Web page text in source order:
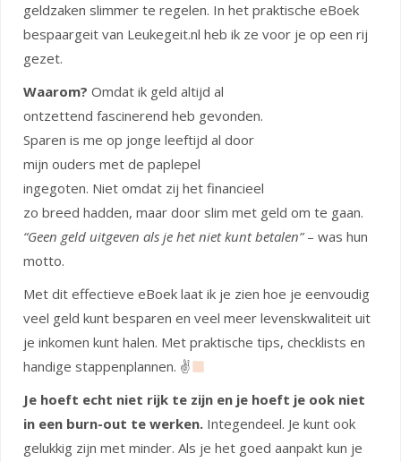
geldzaken slimmer te regelen. In het praktische eBoek
bespaargeit van Leukegeit.nl heb ik ze voor je op een rij
gezet.
Waarom? Omdat ik geld altijd al
ontzettend fascinerend heb gevonden.
Sparen is me op jonge leeftijd al door
mijn ouders met de paplepel
ingegoten. Niet omdat zij het financieel
zo breed hadden, maar door slim met geld om te gaan.
“Geen geld uitgeven als je het niet kunt betalen”– was hun
motto.
Met dit effectieve eBoek laat ik je zien hoe je eenvoudig
veel geld kunt besparen en veel meer levenskwaliteit uit
je inkomen kunt halen. Met praktische tips, checklists en
handige stappenplannen. ✌
Je hoeft echt niet rijk te zijn en je hoeft je ook niet
in een burn-out te werken. Integendeel. Je kunt ook
gelukkig zijn met minder. Als je het goed aanpakt kun je